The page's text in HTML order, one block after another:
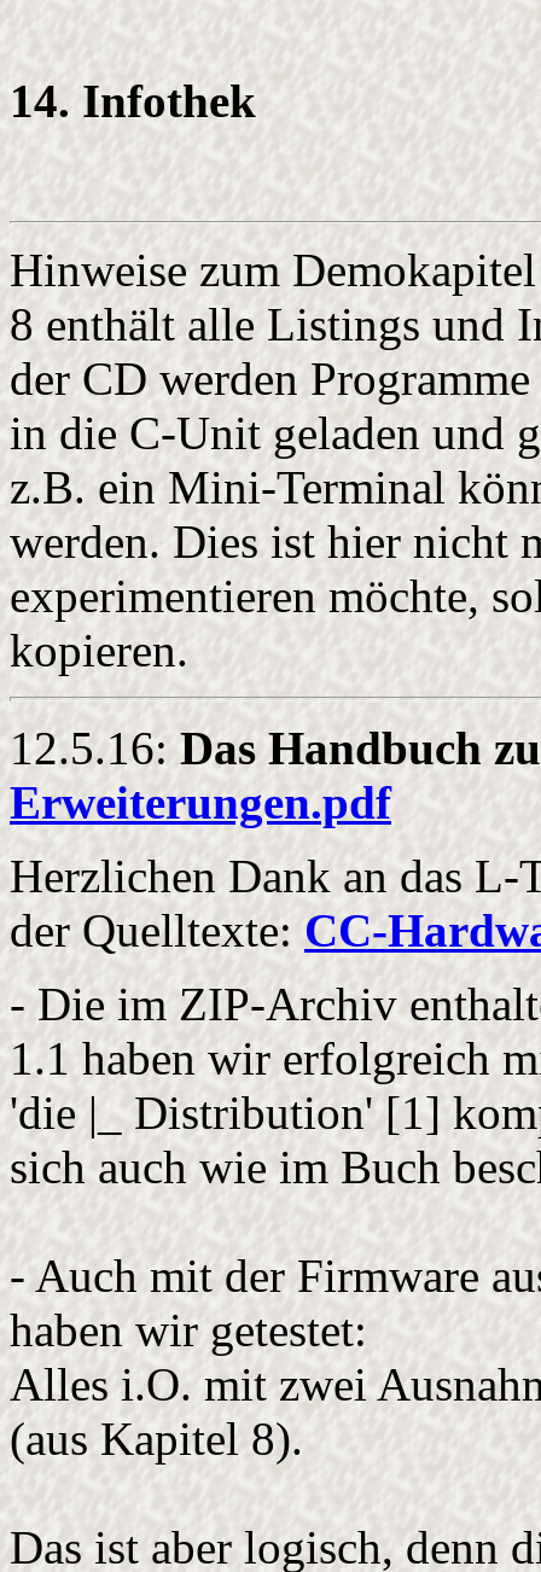
14. Infothek
Hinweise zum
8 enthält alle Listings und
der CD werden
in die C-Unit geladen und
z.B. ein Mini-Terminal
werden. Dies ist hier nicht
experimentieren möchte,
kopieren.
12.5.16:Das Handbuch
Erweiterungen.pdf
Herzlichen Dank an das L-
der Quelltexte:CC-
- Die im ZIP-Archiv
1.1 haben wir erfolgreich
'die |_ Distribution' [1]
sich auch wie im Buch
- Auch mit der Firmware
haben wir getestet:
Alles i.O. mit zwei
(aus Kapitel 8).
Das ist aber logisch, denn